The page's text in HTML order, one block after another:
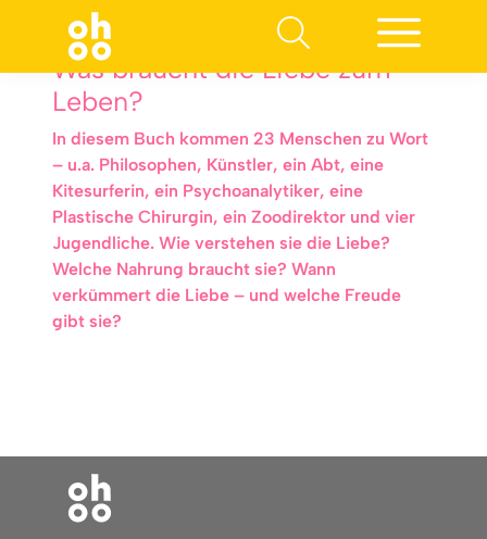
Was braucht die Liebe zum
Leben?
In diesem Buch kommen 23 Menschen zu Wort
– u.a. Philosophen, Künstler, ein Abt, eine
Kitesurferin, ein Psychoanalytiker, eine
Plastische Chirurgin, ein Zoodirektor und vier
Jugendliche. Wie verstehen sie die Liebe?
Welche Nahrung braucht sie? Wann
verkümmert die Liebe – und welche Freude
gibt sie?